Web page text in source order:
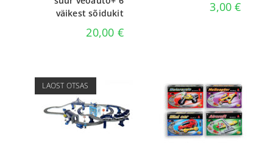
väikest sõidukit
20,00 €
3,00€
LAOST OTSAS